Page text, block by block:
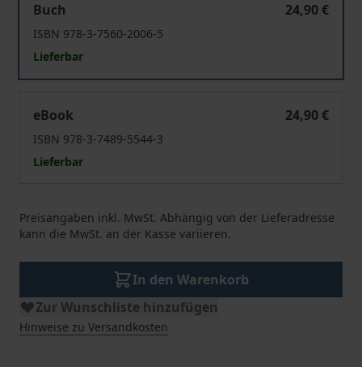
Buch
24,90 €
ISBN 978-3-7560-2006-5
Lieferbar
eBook
24,90 €
ISBN 978-3-7489-5544-3
Lieferbar
Preisangaben inkl. MwSt. Abhängig von der Lieferadresse
kann die MwSt. an der Kasse variieren.
In den Warenkorb
Zur Wunschliste hinzufügen
Hinweise zu Versandkosten